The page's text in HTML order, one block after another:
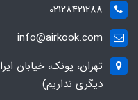
02128421288
info@airkook.com
دیگری نداریم)